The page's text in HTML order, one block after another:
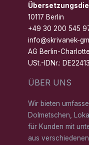
10117 Berlin
+49 30 200 545
info@skrivanek-
AG Berlin-
USt.-IDNr.:
ÜBER UNS
Wir bieten
Dolmetschen,
für Kunden mit
aus